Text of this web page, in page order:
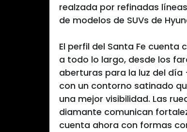
realzada por refinadas
de modelos de SUVs de
El perfil del Santa Fe
a todo lo largo, desde los
aberturas para la luz del día
con un contorno satinado
una mejor visibilidad. Las
diamante comunican
cuenta ahora con formas